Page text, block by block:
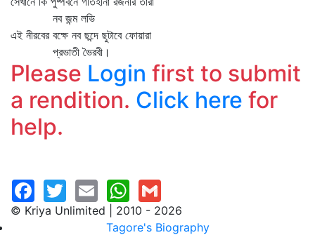
নব জন্ম লভি
এই নীরবের বক্ষে নব ছন্দে ছুটাবে ফোয়ারা
প্রভাতী ভৈরবী।
Please Login first to submit
a rendition. Click here for
help.
© Kriya Unlimited | 2010 - 2026
Tagore's Biography